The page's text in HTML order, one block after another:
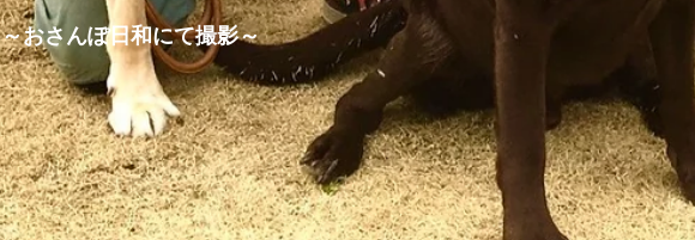
～おさんぽ日和にて撮影～